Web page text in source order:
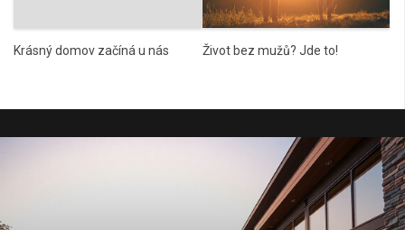
Krásný domov začíná u nás Život bez mužů? Jde to!